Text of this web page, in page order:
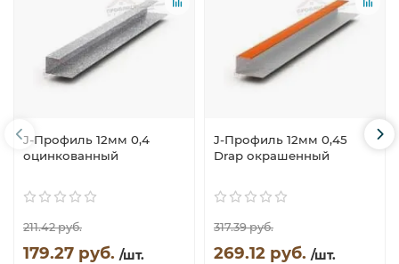
J-Профиль 12мм 0,4
оцинкованный
211.42 руб.
179.27 руб. /шт.
J-Профиль 12мм 0,45
Drap окрашенный
317.39 руб.
269.12 руб. /шт.